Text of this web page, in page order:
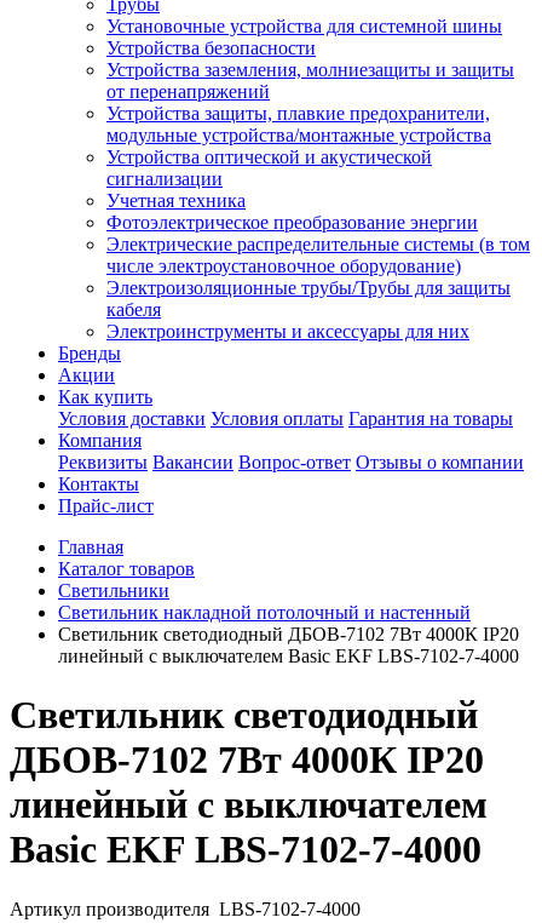
Трубы
Установочные устройства для системной шины
Устройства безопасности
Устройства заземления, молниезащиты и защиты
от перенапряжений
Устройства защиты, плавкие предохранители,
модульные устройства/монтажные устройства
Устройства оптической и акустической
сигнализации
Учетная техника
Фотоэлектрическое преобразование энергии
Электрические распределительные системы (в том
числе электроустановочное оборудование)
Электроизоляционные трубы/Трубы для защиты
кабеля
Электроинструменты и аксессуары для них
Бренды
Акции
Как купить
Условия доставки Условия оплаты Гарантия на товары
Компания
Реквизиты Вакансии Вопрос-ответ Отзывы о компании
Контакты
Прайс-лист
Главная
Каталог товаров
Светильники
Светильник накладной потолочный и настенный
Светильник светодиодный ДБОВ-7102 7Вт 4000К IP20
линейный с выключателем Basic EKF LBS-7102-7-4000
Светильник светодиодный
ДБОВ-7102 7Вт 4000К IP20
линейный с выключателем
Basic EKF LBS-7102-7-4000
Артикул производителя LBS-7102-7-4000